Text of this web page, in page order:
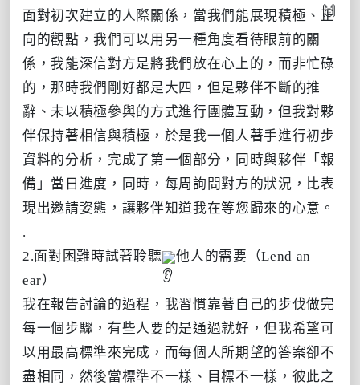
面對初次建立的人際關係，當我們能展現積極、正
向的觀點，我們可以用另一種角度看待眼前的關
係，我能深信對方是將我們放在心上的，而非忙碌
的，那時我們剛好都是大四，但是夥伴不斷的推
辭、未以積極參與的方式進行團體互動，但我對夥
伴保持著相信與積極，於是我一個人著手進行初步
資料的分析，完成了第一個部分，同時與夥伴「報
備」當日進度，同時，每周詢問對方的狀況，比表
現出邀請姿態，讓夥伴知道我在等您歸來的心意。
.
2.面對困難時試著聆聽
他人的需要（Lend an
ear）
我在報告討論的過程，我習慣靠著自己的步伐做完
每一個步驟，有些人要的是通過就好，但我希望可
以用最高標準來完成，而每個人所期望的答案卻不
盡相同，然後當標準不一樣、目標不一樣，彼此之